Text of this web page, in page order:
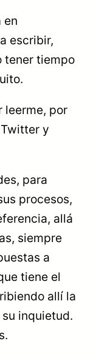
en
escribir,
tener tiempo
leerme, por
y
para
procesos,
allá
siempre
a
tiene el
allí la
inquietud.